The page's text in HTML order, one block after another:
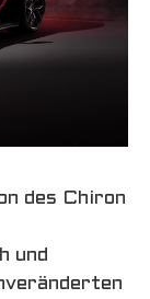
des Chiron
und